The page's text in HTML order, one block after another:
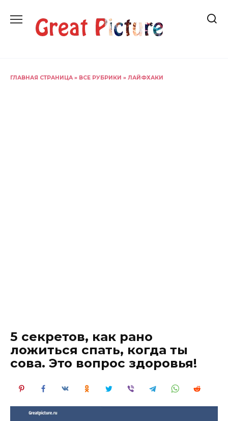
содержанию
ГЛАВНАЯ СТРАНИЦА » ВСЕ РУБРИКИ » ЛАЙФХАКИ
5 секретов, как рано
ложиться спать, когда ты
сова. Это вопрос здоровья!